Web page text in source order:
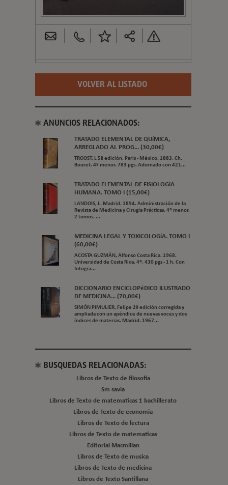
VOLVER AL LISTADO
ANUNCIOS RELACIONADOS:
TRATADO ELEMENTAL DE QUíMICA,
ARREGLADO AL PROG... (30,00€)
TROOST, L 5ª edición. Paris - México. 1883. Ch.
Bouret. 4º menor. 783 pgs. Adornado con 421...
TRATADO ELEMENTAL DE FISIOLOGíA
HUMANA. TOMO I (15,00€)
LANDOIS, L. Madrid. 1894. Administración de la
Revista de Medicina y Cirugía Prácticas. 4º menor.
2 tomos. ...
MEDICINA LEGAL Y TOXICOLOGíA. TOMO I
(60,00€)
ACOSTA GUZMÁN, Alfonso Costa Rica. 1968.
Universidad de Costa Rica. 4º. 430 pgs - 1 h. Con
fotogra...
DICCIONARIO ENCICLOPéDICO ILUSTRADO
DE MEDICINA... (70,00€)
SIMÓN PIMULIER, Felipe 2ª edición corregida y
ampliada con un apéndice de nuevas voces y dos
índices de materias. Madrid. 1967...
BUSQUEDAS RELACIONADAS:
Libros de Texto de filosofia
Sm savia
Libros de Texto de matematicas 1 bachillerato
Libros de Texto de economia
Libros de Texto de lectura
Libros de Texto de matematicas
Editorial Macmillan
Libros de Texto de musica
Libros de Texto de medicina
Libros de Texto Santillana